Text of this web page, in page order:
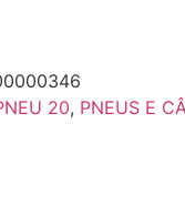
20, PNEUS E